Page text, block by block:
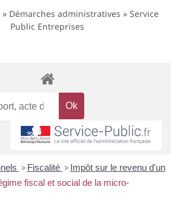
» Démarches administratives » Service
Public Entreprises
> Fiscalité > Impôt sur le revenu d'un
fiscal et social de la micro-